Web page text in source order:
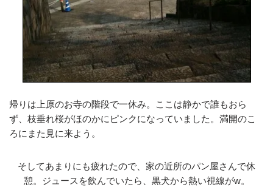
帰りは上原のお寺の階段で一休み。ここは静かで誰もおら
ず、枝垂れ桜がほのかにピンクになっていました。満開のこ
ろにまた見に来よう。
そしてあまりにも疲れたので、家の近所のパン屋さんで休
憩。ジュースを飲んでいたら、黒犬から熱い視線がw。